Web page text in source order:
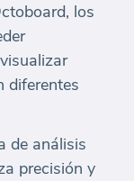
los
diferentes
de análisis
precisión y